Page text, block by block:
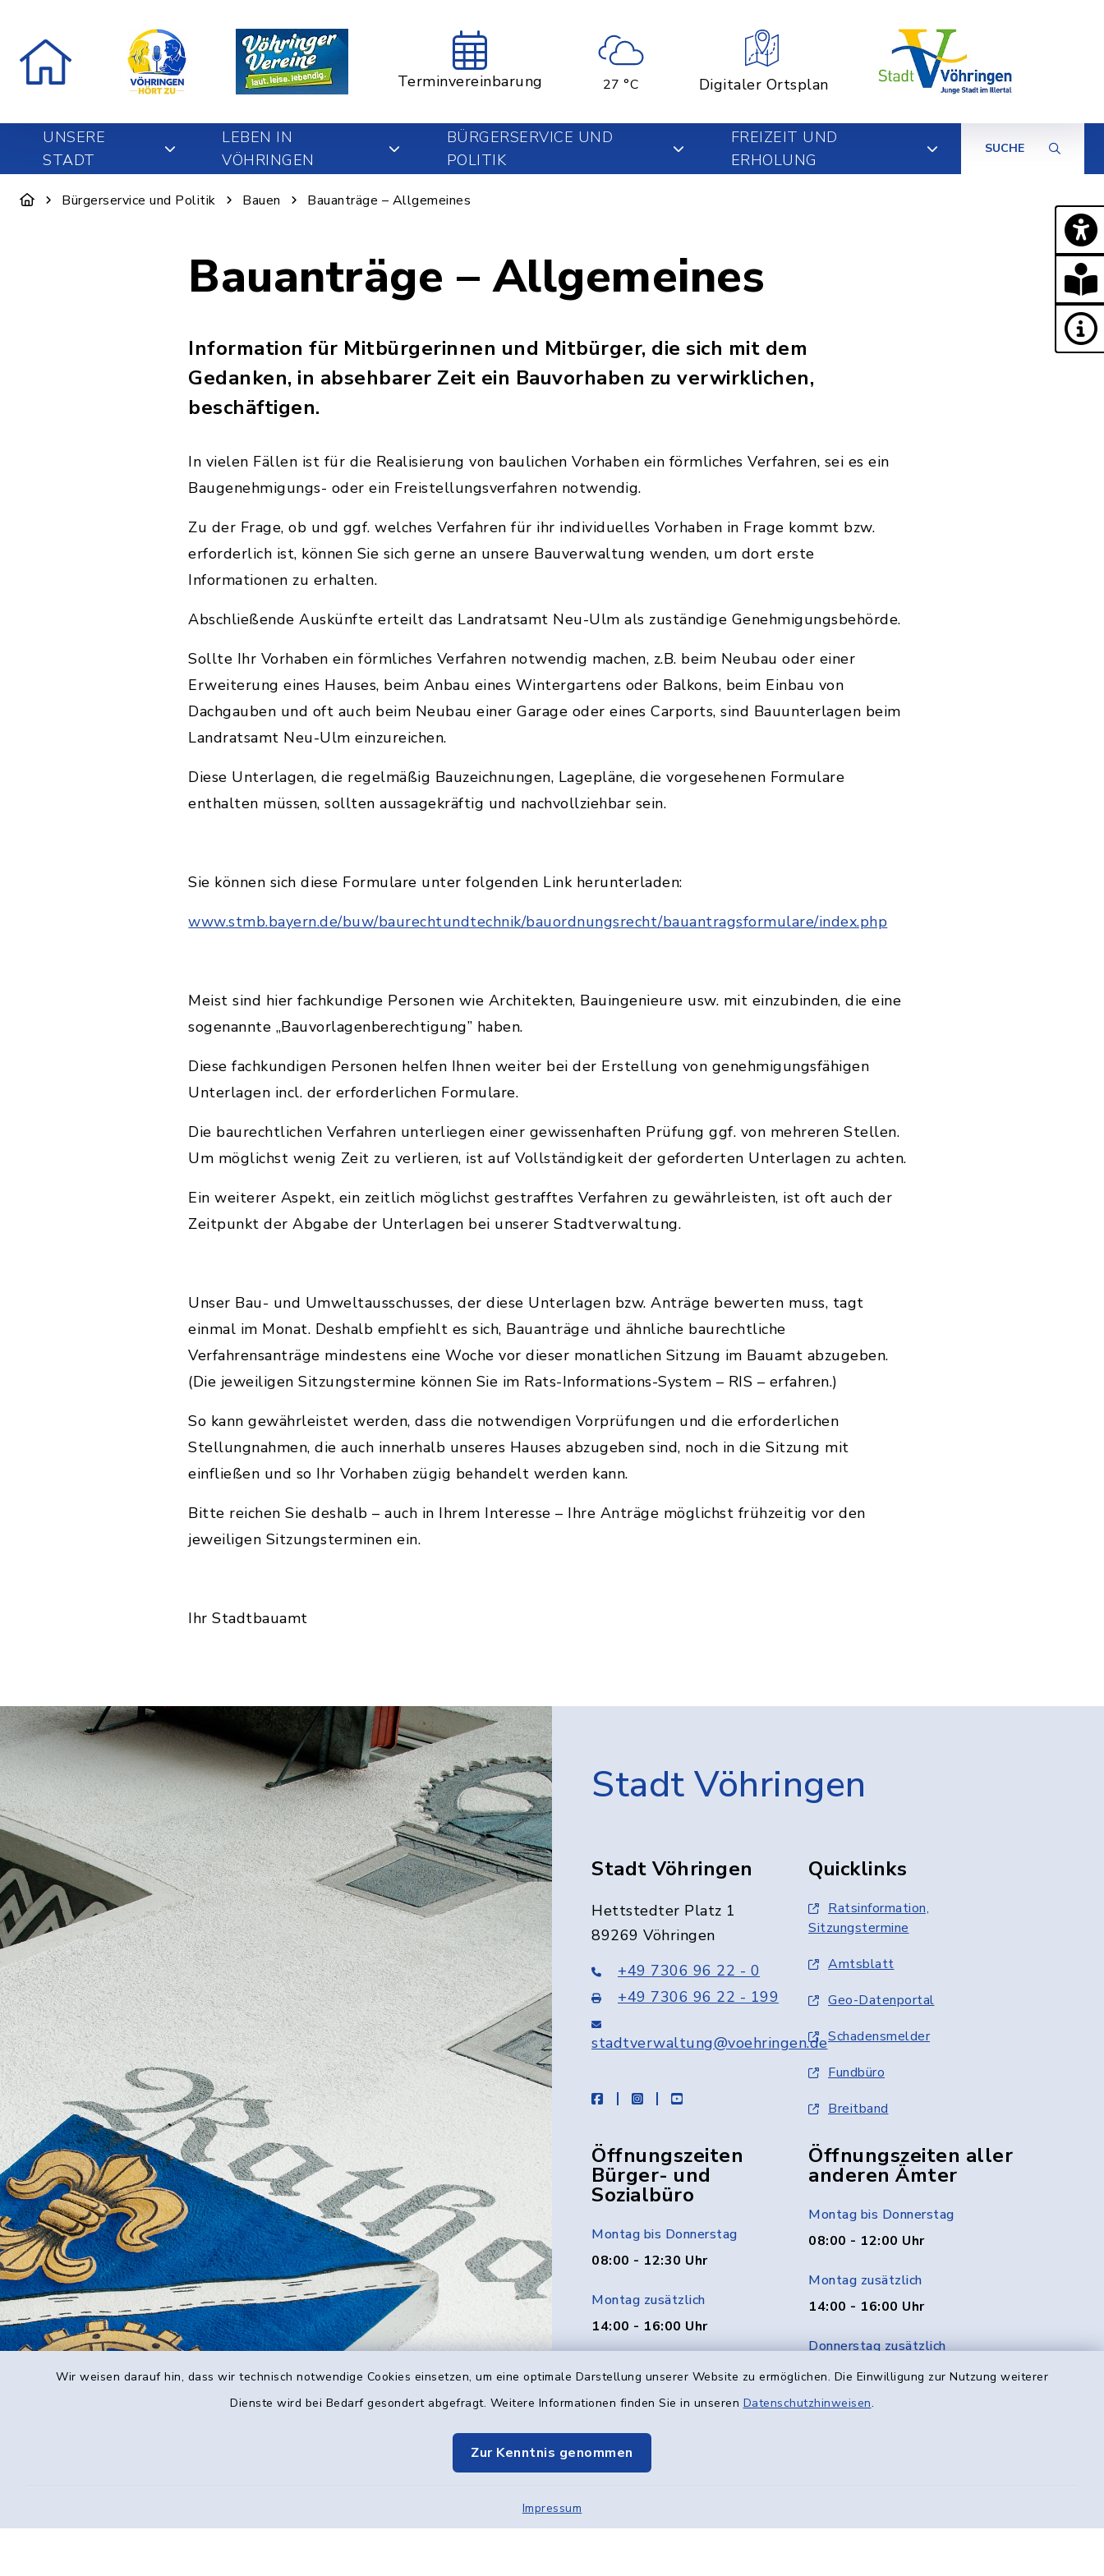
Wir weisen darauf hin, dass wir technisch notwendige Cookies einsetzen, um eine optimale Darstellung unserer Website zu ermöglichen. Die Einwilligung zur Nutzung weiterer
Dienste wird bei Bedarf gesondert abgefragt. Weitere Informationen finden Sie in unseren Datenschutzhinweisen.
Zur Kenntnis genommen
Impressum
Terminvereinbarung 27 °C Digitaler Ortsplan
UNSERE
STADT
LEBEN IN
VÖHRINGEN
BÜRGERSERVICE UND
POLITIK
FREIZEIT UND
ERHOLUNG
SUCHE
Bürgerservice und Politik Bauen Bauanträge – Allgemeines
Bauanträge – Allgemeines
Information für Mitbürgerinnen und Mitbürger, die sich mit dem
Gedanken, in absehbarer Zeit ein Bauvorhaben zu verwirklichen,
beschäftigen.
In vielen Fällen ist für die Realisierung von baulichen Vorhaben ein förmliches Verfahren, sei es ein
Baugenehmigungs- oder ein Freistellungsverfahren notwendig.
Zu der Frage, ob und ggf. welches Verfahren für ihr individuelles Vorhaben in Frage kommt bzw.
erforderlich ist, können Sie sich gerne an unsere Bauverwaltung wenden, um dort erste
Informationen zu erhalten.
Abschließende Auskünfte erteilt das Landratsamt Neu-Ulm als zuständige Genehmigungsbehörde.
Sollte Ihr Vorhaben ein förmliches Verfahren notwendig machen, z.B. beim Neubau oder einer
Erweiterung eines Hauses, beim Anbau eines Wintergartens oder Balkons, beim Einbau von
Dachgauben und oft auch beim Neubau einer Garage oder eines Carports, sind Bauunterlagen beim
Landratsamt Neu-Ulm einzureichen.
Diese Unterlagen, die regelmäßig Bauzeichnungen, Lagepläne, die vorgesehenen Formulare
enthalten müssen, sollten aussagekräftig und nachvollziehbar sein.
Sie können sich diese Formulare unter folgenden Link herunterladen:
www.stmb.bayern.de/buw/baurechtundtechnik/bauordnungsrecht/bauantragsformulare/index.php
Meist sind hier fachkundige Personen wie Architekten, Bauingenieure usw. mit einzubinden, die eine
sogenannte „Bauvorlagenberechtigung” haben.
Diese fachkundigen Personen helfen Ihnen weiter bei der Erstellung von genehmigungsfähigen
Unterlagen incl. der erforderlichen Formulare.
Die baurechtlichen Verfahren unterliegen einer gewissenhaften Prüfung ggf. von mehreren Stellen.
Um möglichst wenig Zeit zu verlieren, ist auf Vollständigkeit der geforderten Unterlagen zu achten.
Ein weiterer Aspekt, ein zeitlich möglichst gestrafftes Verfahren zu gewährleisten, ist oft auch der
Zeitpunkt der Abgabe der Unterlagen bei unserer Stadtverwaltung.
Unser Bau- und Umweltausschusses, der diese Unterlagen bzw. Anträge bewerten muss, tagt
einmal im Monat. Deshalb empfiehlt es sich, Bauanträge und ähnliche baurechtliche
Verfahrensanträge mindestens eine Woche vor dieser monatlichen Sitzung im Bauamt abzugeben.
(Die jeweiligen Sitzungstermine können Sie im Rats-Informations-System – RIS – erfahren.)
So kann gewährleistet werden, dass die notwendigen Vorprüfungen und die erforderlichen
Stellungnahmen, die auch innerhalb unseres Hauses abzugeben sind, noch in die Sitzung mit
einfließen und so Ihr Vorhaben zügig behandelt werden kann.
Bitte reichen Sie deshalb – auch in Ihrem Interesse – Ihre Anträge möglichst frühzeitig vor den
jeweiligen Sitzungsterminen ein.
Ihr Stadtbauamt
Stadt Vöhringen
Stadt Vöhringen
Hettstedter Platz 1
89269 Vöhringen
+49 7306 96 22 - 0
+49 7306 96 22 - 199
stadtverwaltung@voehringen.de
facebookinstagramyoutube
Quicklinks
Ratsinformation,
Sitzungstermine
Amtsblatt
Geo-Datenportal
Schadensmelder
Fundbüro
Breitband
Öffnungszeiten
Bürger- und
Sozialbüro
Montag bis Donnerstag
08:00 - 12:30 Uhr
Montag zusätzlich
14:00 - 16:00 Uhr
Freitag
08:00 - 12:00 Uhr
Öffnungszeiten aller
anderen Ämter
Montag bis Donnerstag
08:00 - 12:00 Uhr
Montag zusätzlich
14:00 - 16:00 Uhr
Donnerstag zusätzlich
14:00 - 18:00 Uhr
Freitag